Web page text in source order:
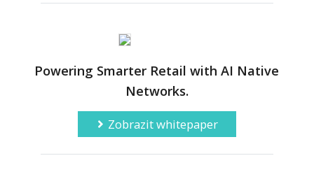
Powering Smarter Retail with AI Native
Networks.
Zobrazit whitepaper